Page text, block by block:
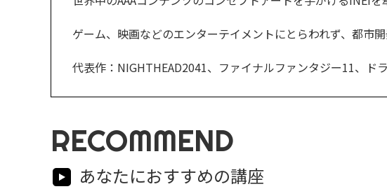
ゲーム、映画などのエンターテイメントにとらわれず、都市
代表作：NIGHTHEAD2041、ファイナルファンタジー11、
RECOMMEND
あなたにおすすめの講座